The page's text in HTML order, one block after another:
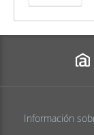
Información